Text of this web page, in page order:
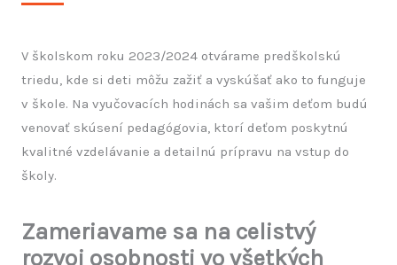
V školskom roku 2023/2024 otvárame predškolskú
triedu, kde si deti môžu zažiť a vyskúšať ako to funguje
v škole. Na vyučovacích hodinách sa vašim deťom budú
venovať skúsení pedagógovia, ktorí deťom poskytnú
kvalitné vzdelávanie a detailnú prípravu na vstup do
školy.
Zameriavame sa na celistvý
rozvoj osobnosti vo všetkých